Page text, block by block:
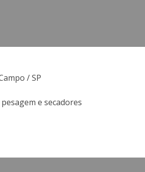
/ SP
e secadores